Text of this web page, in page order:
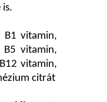
vitamin,
B5 vitamin,
vitamin,
citrát